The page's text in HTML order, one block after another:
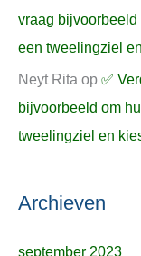
vraag
een tweelingziel
Neyt Rita op ✅
bijvoorbeeld om
tweelingziel en
Archieven
september 2023